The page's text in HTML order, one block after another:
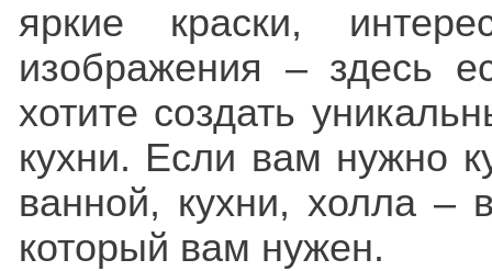
яркие краски,
изображения – здесь
хотите создать
кухни. Если вам нужно
ванной, кухни, холла –
который вам нужен.